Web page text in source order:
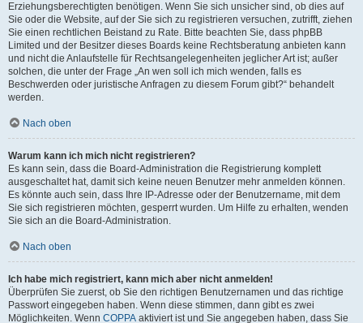
Erziehungsberechtigten benötigen. Wenn Sie sich unsicher sind, ob dies auf
Sie oder die Website, auf der Sie sich zu registrieren versuchen, zutrifft, ziehen
Sie einen rechtlichen Beistand zu Rate. Bitte beachten Sie, dass phpBB
Limited und der Besitzer dieses Boards keine Rechtsberatung anbieten kann
und nicht die Anlaufstelle für Rechtsangelegenheiten jeglicher Art ist; außer
solchen, die unter der Frage „An wen soll ich mich wenden, falls es
Beschwerden oder juristische Anfragen zu diesem Forum gibt?“ behandelt
werden.
Nach oben
Warum kann ich mich nicht registrieren?
Es kann sein, dass die Board-Administration die Registrierung komplett
ausgeschaltet hat, damit sich keine neuen Benutzer mehr anmelden können.
Es könnte auch sein, dass Ihre IP-Adresse oder der Benutzername, mit dem
Sie sich registrieren möchten, gesperrt wurden. Um Hilfe zu erhalten, wenden
Sie sich an die Board-Administration.
Nach oben
Ich habe mich registriert, kann mich aber nicht anmelden!
Überprüfen Sie zuerst, ob Sie den richtigen Benutzernamen und das richtige
Passwort eingegeben haben. Wenn diese stimmen, dann gibt es zwei
Möglichkeiten. Wenn COPPA aktiviert ist und Sie angegeben haben, dass Sie